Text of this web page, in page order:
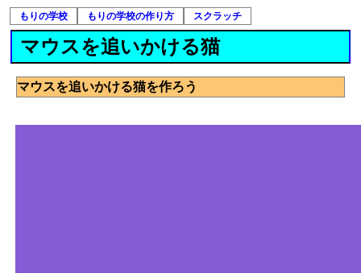
もりの学校 もりの学校の作り方 スクラッチ
マウスを追いかける猫
マウスを追いかける猫を作ろう